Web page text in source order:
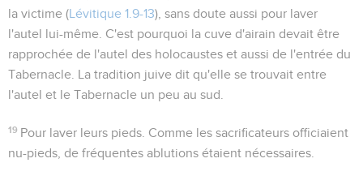
la victime (Lévitique 1.9-13), sans doute aussi pour laver
l'autel lui-même. C'est pourquoi la cuve d'airain devait être
rapprochée de l'autel des holocaustes et aussi de l'entrée du
Tabernacle. La tradition juive dit qu'elle se trouvait entre
l'autel et le Tabernacle un peu au sud.
19 Pour laver leurs pieds . Comme les sacrificateurs officiaient
nu-pieds, de fréquentes ablutions étaient nécessaires.